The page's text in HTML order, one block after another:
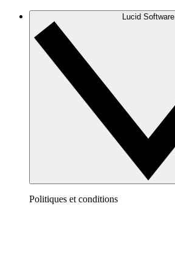
Lucid Software
Politiques et conditions